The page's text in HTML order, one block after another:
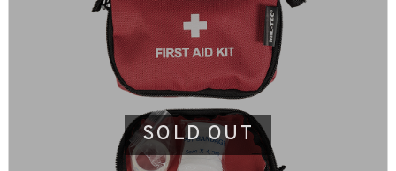
SOLD OUT